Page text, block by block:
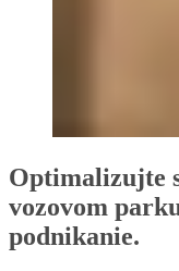
Optimalizujte
vozovom
podnikanie.